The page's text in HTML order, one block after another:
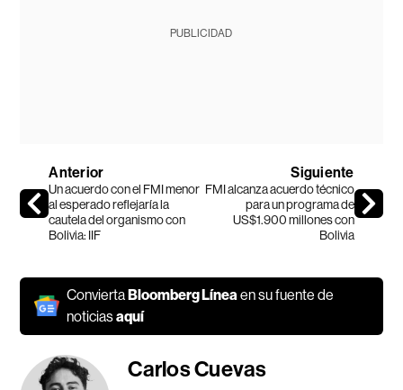
PUBLICIDAD
Anterior
Un acuerdo con el FMI menor
al esperado reflejaría la
cautela del organismo con
Bolivia: IIF
Siguiente
FMI alcanza acuerdo técnico
para un programa de
US$1.900 millones con
Bolivia
ConviertaBloomberg Línea en su fuente de
noticiasaquí
Carlos Cuevas